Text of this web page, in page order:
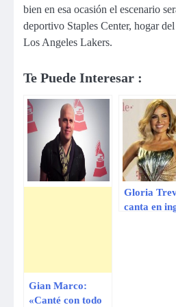
bien en esa ocasión el escenario
deportivo Staples Center, hogar
Los Angeles Lakers.
Te Puede Interesar :
Gian Marco:
«Canté con todo
Gloria
canta en